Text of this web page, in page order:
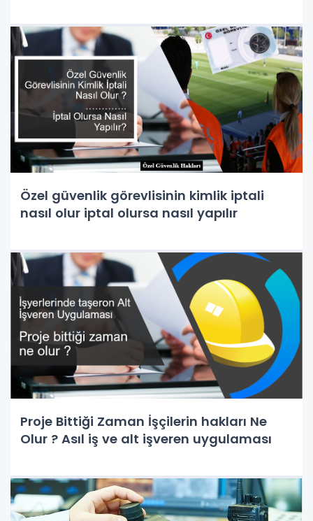
Özel güvenlik görevlisinin kimlik iptali
nasıl olur iptal olursa nasıl yapılır
Proje Bittiği Zaman İşçilerin hakları Ne
Olur ? Asıl iş ve alt işveren uygulaması